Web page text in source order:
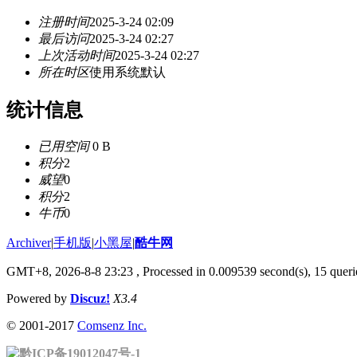
注册时间2025-3-24 02:09
最后访问2025-3-24 02:27
上次活动时间2025-3-24 02:27
所在时区使用系统默认
统计信息
已用空间0 B
积分2
威望0
积分2
牛币0
Archiver|手机版|小黑屋|酷牛网
GMT+8, 2026-8-8 23:23 , Processed in 0.009539 second(s), 15
Powered by Discuz! X3.4
© 2001-2017 Comsenz Inc.
黔ICP备19012047号-1